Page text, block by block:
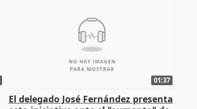
01:37
El delegado José Fernández presenta